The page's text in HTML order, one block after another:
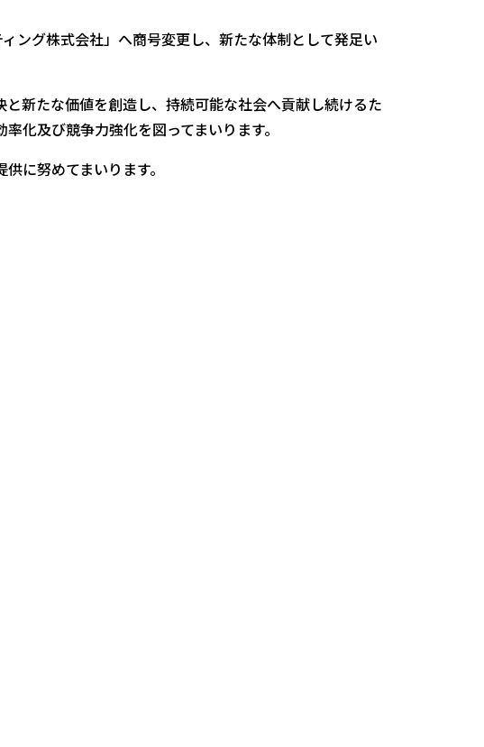
ング株式会社」へ商号変更し、新たな体制として発足い
新たな価値を創造し、持続可能な社会へ貢献し続けるた
化及び競争力強化を図ってまいります。
に努めてまいります。